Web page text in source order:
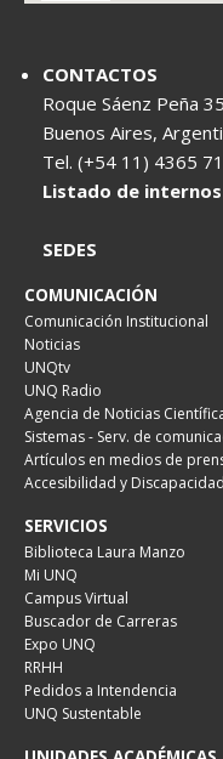
CONTACTOS
Roque Sáenz Peña
Buenos Aires,
Tel. (+54 11)
Listado de internos
SEDES
COMUNICACIÓN
Comunicación Institucional
Noticias
UNQtv
UNQ Radio
Agencia de Noticias
Sistemas - Serv. de
Artículos en medios de
Accesibilidad y Discapacidad
SERVICIOS
Biblioteca Laura Manzo
Mi UNQ
Campus Virtual
Buscador de Carreras
Expo UNQ
RRHH
Pedidos a Intendencia
UNQ Sustentable